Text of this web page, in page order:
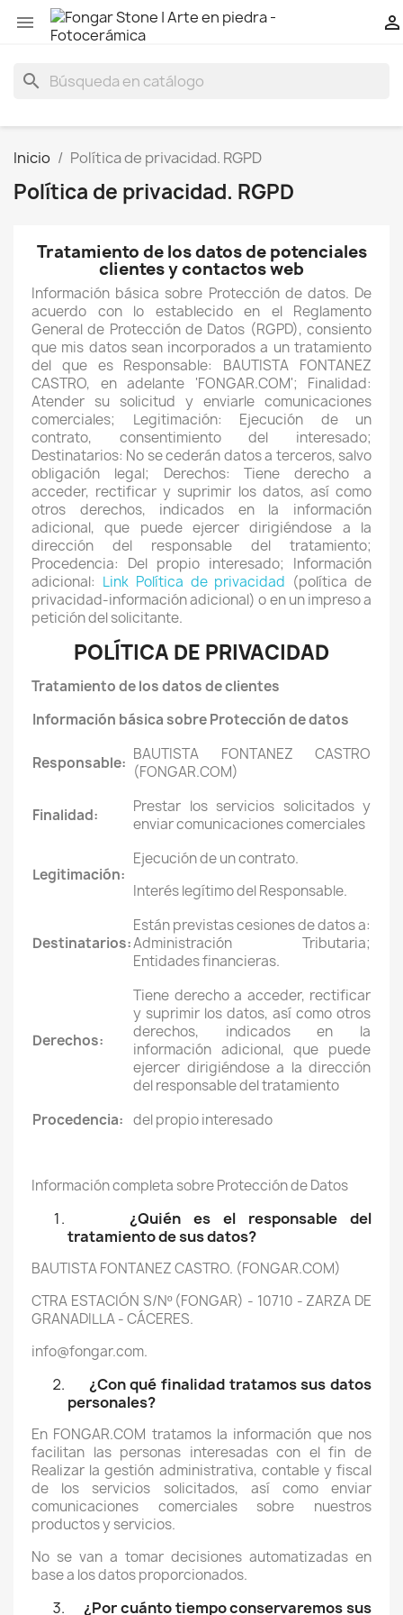
 
search
Inicio Política de privacidad. RGPD
Política de privacidad. RGPD
Tratamiento de los datos de potenciales
clientes y contactos web
Información básica sobre Protección de datos. De
acuerdo con lo establecido en el Reglamento
General de Protección de Datos (RGPD), consiento
que mis datos sean incorporados a un tratamiento
del que es Responsable: BAUTISTA FONTANEZ
CASTRO, en adelante 'FONGAR.COM'; Finalidad:
Atender su solicitud y enviarle comunicaciones
comerciales; Legitimación: Ejecución de un
contrato, consentimiento del interesado;
Destinatarios: No se cederán datos a terceros, salvo
obligación legal; Derechos: Tiene derecho a
acceder, rectificar y suprimir los datos, así como
otros derechos, indicados en la información
adicional, que puede ejercer dirigiéndose a la
dirección del responsable del tratamiento;
Procedencia: Del propio interesado; Información
adicional: Link Política de privacidad (política de
privacidad-información adicional) o en un impreso a
petición del solicitante.
POLÍTICA DE PRIVACIDAD
Tratamiento de los datos de clientes
Información básica sobre Protección de datos
Responsable: BAUTISTA FONTANEZ CASTRO
(FONGAR.COM)
Finalidad:
Prestar los servicios solicitados y
enviar comunicaciones comerciales
Legitimación:
Ejecución de un contrato.
Interés legítimo del Responsable.
Destinatarios:
Están previstas cesiones de datos a:
Administración Tributaria;
Entidades financieras.
Derechos:
Tiene derecho a acceder, rectificar
y suprimir los datos, así como otros
derechos, indicados en la
información adicional, que puede
ejercer dirigiéndose a la dirección
del responsable del tratamiento
Procedencia: del propio interesado
Información completa sobre Protección de Datos
¿Quién es el responsable del
tratamiento de sus datos?
BAUTISTA FONTANEZ CASTRO. (FONGAR.COM)
CTRA ESTACIÓN S/Nº (FONGAR) - 10710 - ZARZA DE
GRANADILLA - CÁCERES.
info@fongar.com.
¿Con qué finalidad tratamos sus datos
personales?
En FONGAR.COM tratamos la información que nos
facilitan las personas interesadas con el fin de
Realizar la gestión administrativa, contable y fiscal
de los servicios solicitados, así como enviar
comunicaciones comerciales sobre nuestros
productos y servicios.
No se van a tomar decisiones automatizadas en
base a los datos proporcionados.
¿Por cuánto tiempo conservaremos sus